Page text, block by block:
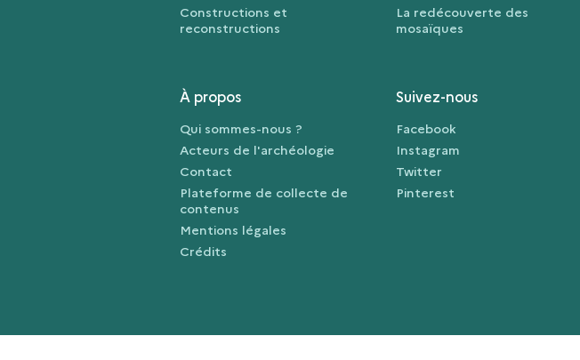
Constructions et
reconstructions
La redécouverte des
mosaïques
À propos
Qui sommes-nous ?
Acteurs de l'archéologie
Contact
Plateforme de collecte de
contenus
Mentions légales
Crédits
Suivez-nous
Facebook
Instagram
Twitter
Pinterest